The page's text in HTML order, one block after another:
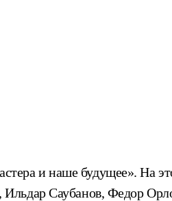
и наше будущее». На
Саубанов, Федор